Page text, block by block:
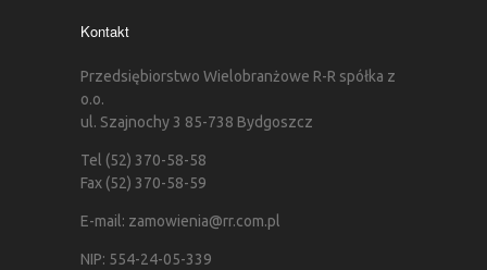
Kontakt
Przedsiębiorstwo Wielobranżowe R-R spółka z
o.o.
ul. Szajnochy 3 85-738 Bydgoszcz
Tel (52) 370-58-58
Fax (52) 370-58-59
E-mail: zamowienia@rr.com.pl
NIP: 554-24-05-339